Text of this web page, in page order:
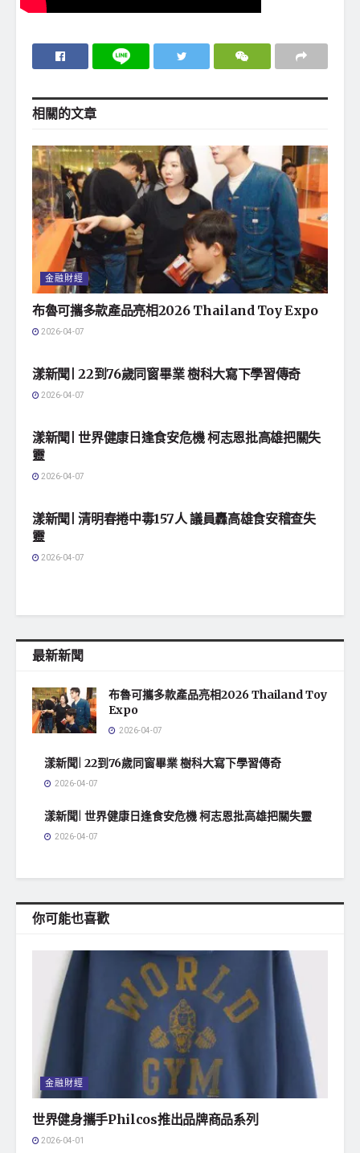
相關的文章
金融財經
布魯可攜多款產品亮相2026 Thailand Toy Expo
2026-04-07
漾新聞| 22到76歲同窗畢業 樹科大寫下學習傳奇
2026-04-07
漾新聞| 世界健康日逢食安危機 柯志恩批高雄把關失
靈
2026-04-07
漾新聞| 清明春捲中毒157人 議員轟高雄食安稽查失
靈
2026-04-07
最新新聞
布魯可攜多款產品亮相2026 Thailand Toy
Expo
2026-04-07
漾新聞| 22到76歲同窗畢業 樹科大寫下學習傳奇
2026-04-07
漾新聞| 世界健康日逢食安危機 柯志恩批高雄把關失靈
2026-04-07
你可能也喜歡
金融財經
世界健身攜手Philcos推出品牌商品系列
2026-04-01